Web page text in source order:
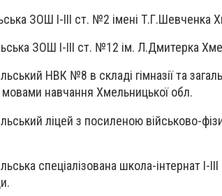
ЗОШ I-ІІІ ст. №2 імені Т.Г.Шевченка
ЗОШ I-III ст. №12 ім. Л.Дмитерка
НВК №8 в складі гімназії та
навчання Хмельницької обл.
ліцей з посиленою військово-
спеціалізована школа-інтернат І-